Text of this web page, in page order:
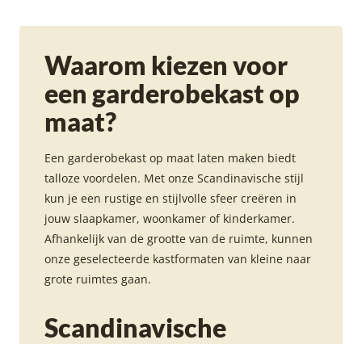
Waarom kiezen voor
een garderobekast op
maat?
Een garderobekast op maat laten maken biedt
talloze voordelen. Met onze Scandinavische stijl
kun je een rustige en stijlvolle sfeer creëren in
jouw slaapkamer, woonkamer of kinderkamer.
Afhankelijk van de grootte van de ruimte, kunnen
onze geselecteerde kastformaten van kleine naar
grote ruimtes gaan.
Scandinavische